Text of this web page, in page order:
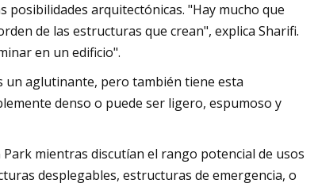
arquitectónicas. "Hay mucho que
de las estructuras que crean", explica Sharifi.
en un edificio".
un aglutinante, pero también tiene esta
denso o puede ser ligero, espumoso y
mientras discutían el rango potencial de usos
desplegables, estructuras de emergencia, o